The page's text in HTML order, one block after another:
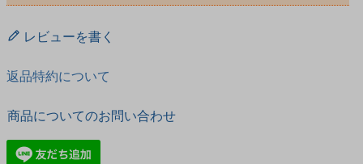
レビューを書く
返品特約について
商品についてのお問い合わせ